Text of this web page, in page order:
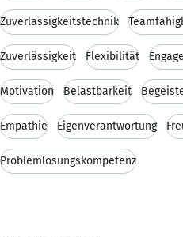
Zuverlässigkeitstechnik
Zuverlässigkeit Flexibilität
Motivation Belastbarkeit
Empathie Eigenverantwortung
Problemlösungskompetenz